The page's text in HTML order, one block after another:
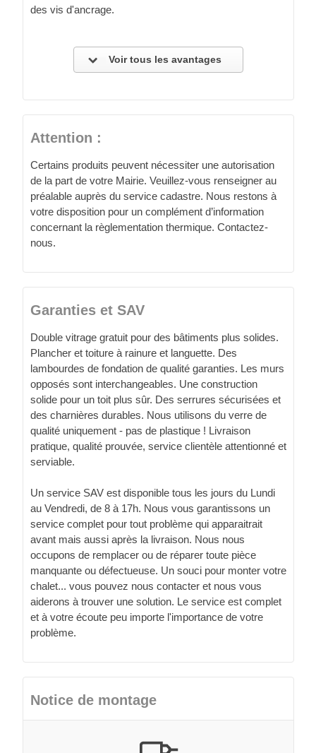
des vis d'ancrage.
Voir tous les avantages
Attention :
Certains produits peuvent nécessiter une autorisation
de la part de votre Mairie. Veuillez-vous renseigner au
préalable auprès du service cadastre. Nous restons à
votre disposition pour un complément d’information
concernant la règlementation thermique. Contactez-
nous.
Garanties et SAV
Double vitrage gratuit pour des bâtiments plus solides.
Plancher et toiture à rainure et languette. Des
lambourdes de fondation de qualité garanties. Les murs
opposés sont interchangeables. Une construction
solide pour un toit plus sûr. Des serrures sécurisées et
des charnières durables. Nous utilisons du verre de
qualité uniquement - pas de plastique ! Livraison
pratique, qualité prouvée, service clientèle attentionné et
serviable.
Un service SAV est disponible tous les jours du Lundi
au Vendredi, de 8 à 17h. Nous vous garantissons un
service complet pour tout problème qui apparaitrait
avant mais aussi après la livraison. Nous nous
occupons de remplacer ou de réparer toute pièce
manquante ou défectueuse. Un souci pour monter votre
chalet... vous pouvez nous contacter et nous vous
aiderons à trouver une solution. Le service est complet
et à votre écoute peu importe l'importance de votre
problème.
Notice de montage